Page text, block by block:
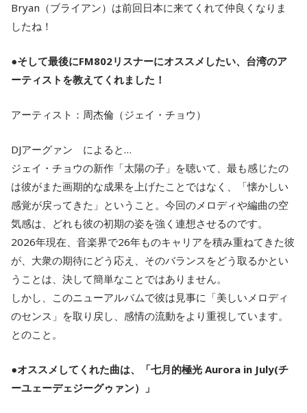
Bryan（ブライアン）は前回日本に来てくれて仲良くなりま
したね！
●そして最後にFM802リスナーにオススメしたい、台湾のア
ーティストを教えてくれました！
アーティスト：周杰倫（ジェイ・チョウ）
DJアーグァン によると…
ジェイ・チョウの新作「太陽の子」を聴いて、最も感じたの
は彼がまた画期的な成果を上げたことではなく、「懐かしい
感覚が戻ってきた」ということ。今回のメロディや編曲の空
気感は、どれも彼の初期の姿を強く連想させるのです。
2026年現在、音楽界で26年ものキャリアを積み重ねてきた彼
が、大衆の期待にどう応え、そのバランスをどう取るかとい
うことは、決して簡単なことではありません。
しかし、このニューアルバムで彼は見事に「美しいメロディ
のセンス」を取り戻し、感情の流動をより重視しています。
とのこと。
●オススメしてくれた曲は、「七月的極光 Aurora in July(チ
ーユェーデェジーグゥァン）」